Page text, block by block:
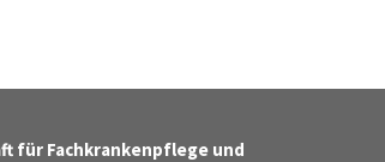
für Fachkrankenpflege und